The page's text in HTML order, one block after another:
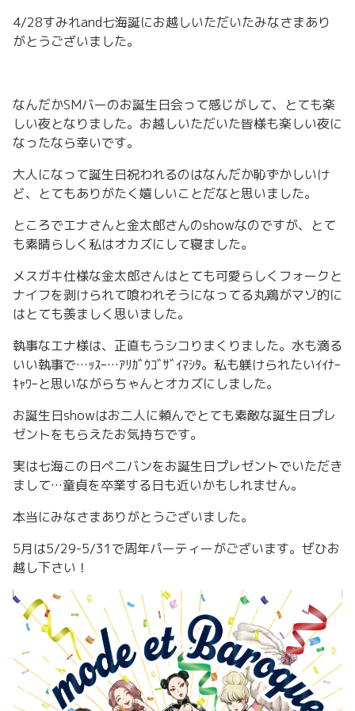
4/28すみれand七海誕にお越しいただいたみなさまあり
がとうございました。
なんだかSMバーのお誕生日会って感じがして、とても楽
しい夜となりました。お越しいただいた皆様も楽しい夜に
なったなら幸いです。
大人になって誕生日祝われるのはなんだか恥ずかしいけ
ど、とてもありがたく嬉しいことだなと思いました。
ところでエナさんと金太郎さんのshowなのですが、とて
も素晴らしく私はオカズにして寝ました。
メスガキ仕様な金太郎さんはとても可愛らしくフォークと
ナイフを剥けられて喰われそうになってる丸鶏がマゾ的に
はとても羨ましく思いました。
執事なエナ様は、正直もうシコりまくりました。水も滴る
いい執事で…ｯｽｰ…ｱﾘｶﾞｳｺﾞｻﾞｲﾏｼﾀ。私も躾けられたいｲｲﾅｰ
ｷｬﾜｰと思いながらちゃんとオカズにしました。
お誕生日showはお二人に頼んでとても素敵な誕生日プレ
ゼントをもらえたお気持ちです。
実は七海この日ペニバンをお誕生日プレゼントでいただき
まして…童貞を卒業する日も近いかもしれません。
本当にみなさまありがとうございました。
5月は5/29-5/31で周年パーティーがございます。ぜひお
越し下さい！